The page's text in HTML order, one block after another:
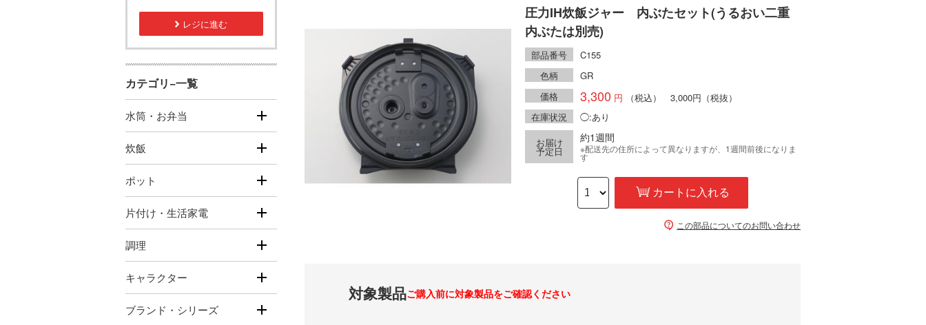
圧力IH炊飯ジャー 内ぶたセット(うるおい二重
内ぶたは別売)
部品番号
C155
色柄
GR
価格
3,300 （税込） 3,000円 （税抜）
在庫状況
◯:あり
お届け
予定日
約1週間
※配送先の住所によって異なりますが、1週間前後になりま
す
カートに入れる
この部品についてのお問い合わせ
対象製品ご購入前に対象製品をご確認ください
レジに進む
カテゴリ−一覧
水筒・お弁当
炊飯
ポット
片付け・生活家電
調理
キャラクター
ブランド・シリーズ